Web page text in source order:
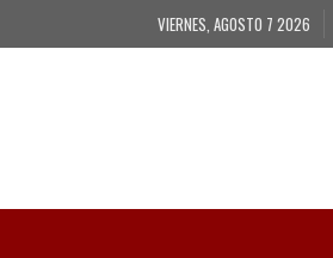
VIERNES, AGOSTO 7 2026